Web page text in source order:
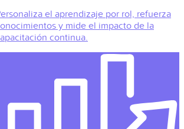
el aprendizaje por rol, refuerza
y mide el impacto de la
continua.